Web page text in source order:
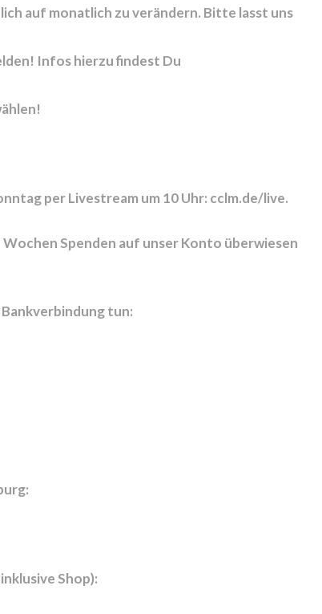
auf monatlich zu verändern. Bitte lasst uns
Infos hierzu findest Du
per Livestream um 10 Uhr: cclm.de/live.
Spenden auf unser Konto überwiesen
tun:
Shop):